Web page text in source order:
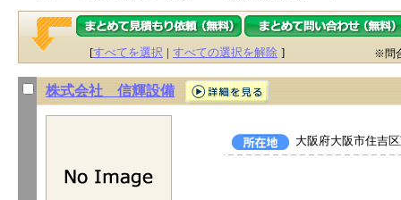
[すべてを選択 | すべての選択を解除 ] ※問
株式会社 信輝設備
大阪府大阪市住吉